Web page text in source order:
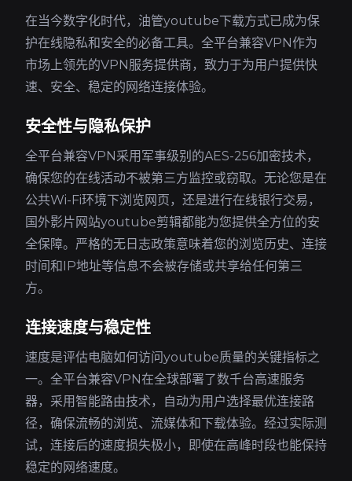
在当今数字化时代，油管youtube下载方式已成为保
护在线隐私和安全的必备工具。全平台兼容VPN作为
市场上领先的VPN服务提供商，致力于为用户提供快
速、安全、稳定的网络连接体验。
安全性与隐私保护
全平台兼容VPN采用军事级别的AES-256加密技术，
确保您的在线活动不被第三方监控或窃取。无论您是在
公共Wi-Fi环境下浏览网页，还是进行在线银行交易，
国外影片网站youtube剪辑都能为您提供全方位的安
全保障。严格的无日志政策意味着您的浏览历史、连接
时间和IP地址等信息不会被存储或共享给任何第三
方。
连接速度与稳定性
速度是评估电脑如何访问youtube质量的关键指标之
一。全平台兼容VPN在全球部署了数千台高速服务
器，采用智能路由技术，自动为用户选择最优连接路
径，确保流畅的浏览、流媒体和下载体验。经过实际测
试，连接后的速度损失极小，即使在高峰时段也能保持
稳定的网络速度。